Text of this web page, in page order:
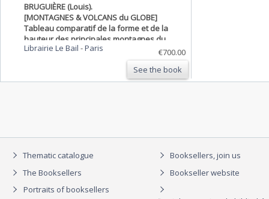
BRUGUIÈRE (Louis).
[MONTAGNES & VOLCANS du GLOBE]
Tableau comparatif de la forme et de la
hauteur des principales montagnes du
globe terrestre, dédié à Monsieur le Baron
Librairie Le Bail -Paris
€700.00
See the book
Thematic catalogue
The Booksellers
Portraits of booksellers
Booksellers, join us
Bookseller website